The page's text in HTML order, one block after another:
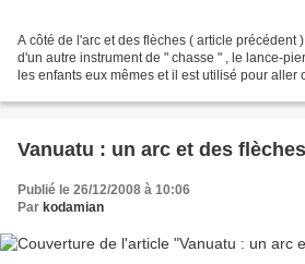
A côté de l'arc et des flèches ( article précédent
d'un autre instrument de " chasse " , le lance-
les enfants eux mêmes et il est utilisé pour aller
Vanuatu : un arc et des
Publié le 26/12/2008 à 10:06
Par kodamian